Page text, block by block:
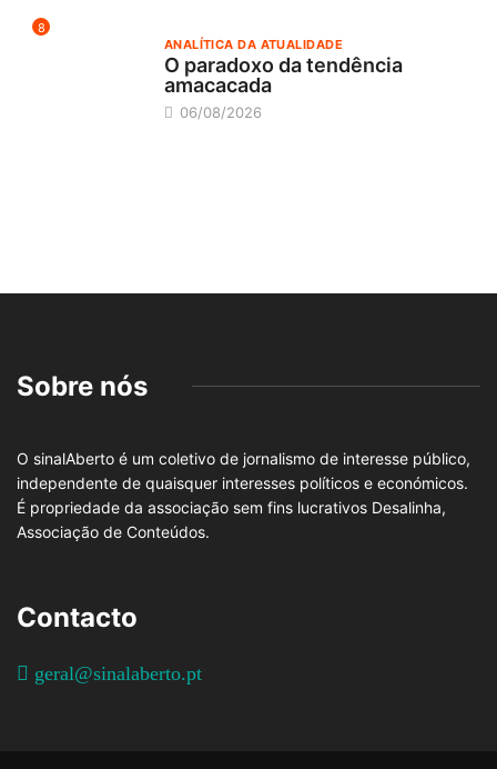
8
ANALÍTICA DA ATUALIDADE
O paradoxo da tendência
amacacada
06/08/2026
Sobre nós
O sinalAberto é um coletivo de jornalismo de interesse público,
independente de quaisquer interesses políticos e económicos.
É propriedade da associação sem fins lucrativos Desalinha,
Associação de Conteúdos.
Contacto
geral@sinalaberto.pt